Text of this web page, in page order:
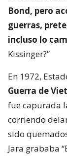
Bond, pero
guerras,
incluso lo
Kissinger?”
En 1972,
Guerra de
fue capurada
corriendo
sido
Jara grababa